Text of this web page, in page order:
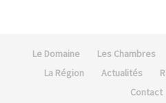
Le Domaine Les Chambres
La Région
Actualités
Contact